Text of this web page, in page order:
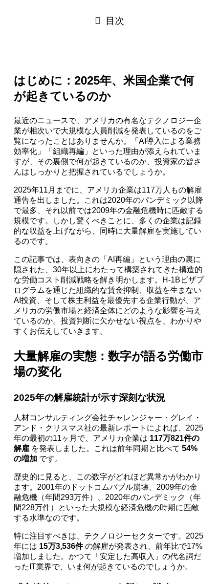
目次
はじめに：2025年、米国企業で何
が起きているのか
最近のニュースで、アメリカの有名なテクノロジー企
業が相次いで大規模な人員削減を発表しているのをご
覧になったことはありませんか。「AI導入による業務
効率化」「組織再編」といった理由が添えられていま
すが、その裏側で何が起きているのか、投資家の皆さ
んはしっかりと把握されているでしょうか。
2025年11月までに、アメリカ企業は117万人もの解雇
通告を出しました。これは2020年のパンデミック以降
で最多、それ以前では2009年の金融危機時に匹敵する
規模です。しかし驚くべきことに、多くの企業は記録
的な収益を上げながら、同時に大量解雇を実施してい
るのです。
この記事では、表向きの「AI再編」という理由の裏に
隠された、30年以上にわたって構築されてきた構造的
な労働コスト削減戦略を解き明かします。H-1Bビザプ
ログラムを通じた組織的な賃金抑制、収益を生まない
AI投資、そして株主利益を最優先する企業行動が、ア
メリカの労働市場と経済全体にどのような影響を与え
ているのか。投資判断に欠かせない視点を、わかりや
すくお伝えしていきます。
大量解雇の実態：数字が語る労働市
場の変化
2025年の解雇統計が示す深刻な状況
人材コンサルティング会社チャレンジャー・グレイ・
アンド・クリスマス社の最新レポートによれば、2025
年の最初の11ヶ月で、アメリカ企業は 117万821件の
解雇 を発表しました。これは前年同期と比べて54%
の増加 です。
歴史的に見ると、この数字がどれほど異常かがわかり
ます。2001年のドットコムバブル崩壊、2009年の金
融危機（年間293万件）、2020年のパンデミック（年
間228万件）といった大規模な経済危機の時期に匹敵
する水準なのです。
特に注目すべきは、テクノロジーセクターです。2025
年には 15万3,536件の解雇が発表され、前年比で17%
増加しました。かつて「安定した高収入」の代名詞だ
ったIT業界で、いま何が起きているのでしょうか。